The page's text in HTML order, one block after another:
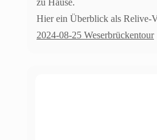
Hier ein Überblick als Relive-
2024-08-25 Weserbrückentour